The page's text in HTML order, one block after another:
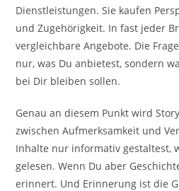
Dienstleistungen. Sie kaufen
und Zugehörigkeit. In fast jeder
vergleichbare Angebote. Die
nur, was Du anbietest, sondern
bei Dir bleiben sollen.
Genau an diesem Punkt wird
zwischen Aufmerksamkeit und
Inhalte nur informativ gestaltest,
gelesen. Wenn Du aber
erinnert. Und Erinnerung ist die